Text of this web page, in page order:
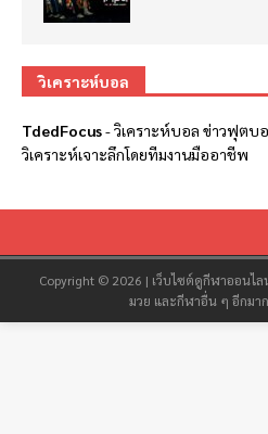
วิเคราะห์บอล
TdedFocus-วิเคราะห์บอล ข่าวฟุตบ
วิเคราะห์เจาะลึกโดยทีมงานมืออาชีพ
Copyright © 2026 | เว็บไซต์ดูกีฬาออน
มวย และกีฬาอื่น ๆ อีกมา